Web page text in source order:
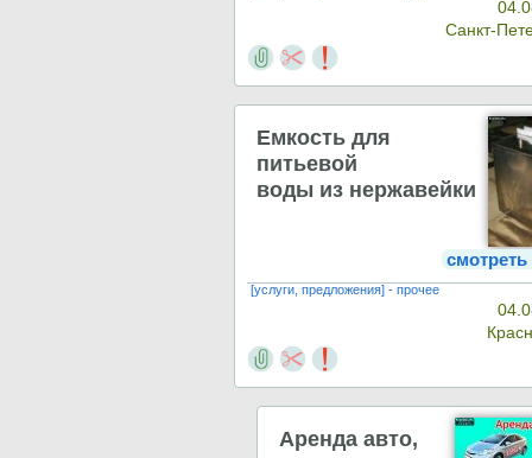
Санкт-
Емкость для
питьевой
воды из нержавейки
смотреть
[услуги, предложения] - прочее
Аренда авто,